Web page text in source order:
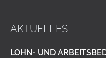
AKTUELLES
LOHN- UND